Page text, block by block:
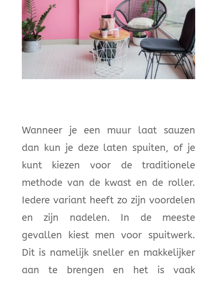
Wanneer je een muur laat sauzen
dan kun je deze laten spuiten, of je
kunt kiezen voor de traditionele
methode van de kwast en de roller.
Iedere variant heeft zo zijn voordelen
en zijn nadelen. In de meeste
gevallen kiest men voor spuitwerk.
Dit is namelijk sneller en makkelijker
aan te brengen en het is vaak